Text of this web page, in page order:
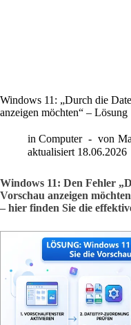
Windows 11: „Durch die
anzeigen möchten“ – Lösung
in Computer von
aktualisiert 18.06.2026
Windows 11: Den Fehler
Vorschau anzeigen
– hier finden Sie die